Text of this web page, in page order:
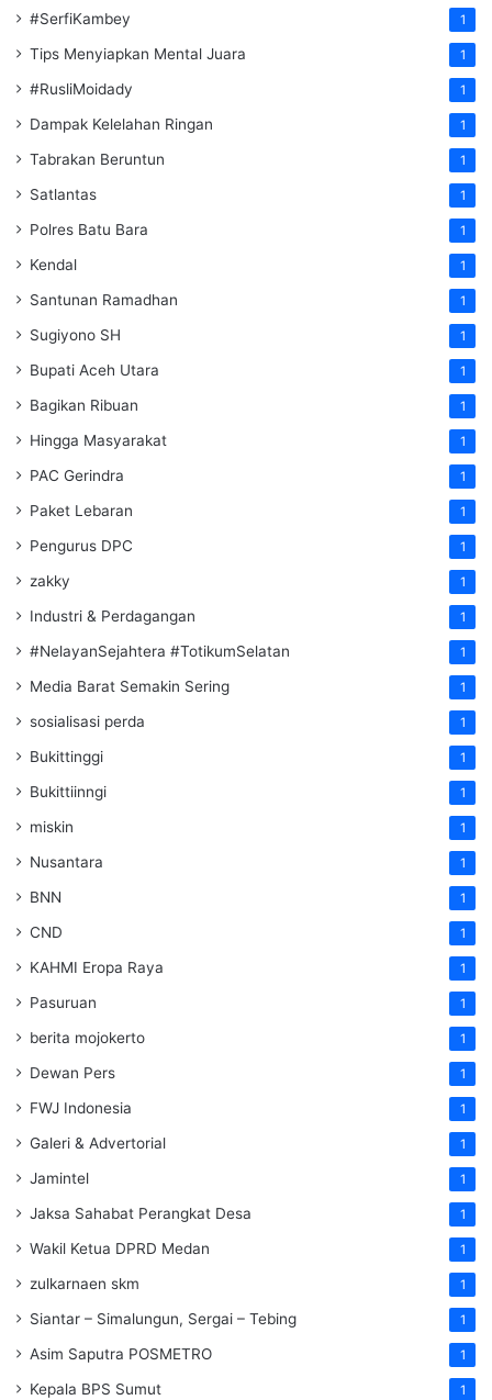
#SerfiKambey 1
Tips Menyiapkan Mental Juara 1
#RusliMoidady 1
Dampak Kelelahan Ringan 1
Tabrakan Beruntun 1
Satlantas 1
Polres Batu Bara 1
Kendal 1
Santunan Ramadhan 1
Sugiyono SH 1
Bupati Aceh Utara 1
Bagikan Ribuan 1
Hingga Masyarakat 1
PAC Gerindra 1
Paket Lebaran 1
Pengurus DPC 1
zakky 1
Industri & Perdagangan 1
#NelayanSejahtera #TotikumSelatan 1
Media Barat Semakin Sering 1
sosialisasi perda 1
Bukittinggi 1
Bukittiinngi 1
miskin 1
Nusantara 1
BNN 1
CND 1
KAHMI Eropa Raya 1
Pasuruan 1
berita mojokerto 1
Dewan Pers 1
FWJ Indonesia 1
Galeri & Advertorial 1
Jamintel 1
Jaksa Sahabat Perangkat Desa 1
Wakil Ketua DPRD Medan 1
zulkarnaen skm 1
Siantar – Simalungun, Sergai – Tebing 1
Asim Saputra POSMETRO 1
Kepala BPS Sumut 1